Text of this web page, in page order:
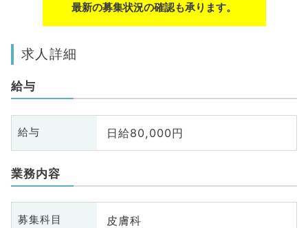
最新の募集状況の確認も承ります。
求人詳細
給与
給与 日給80,000円
業務内容
募集科目 皮膚科